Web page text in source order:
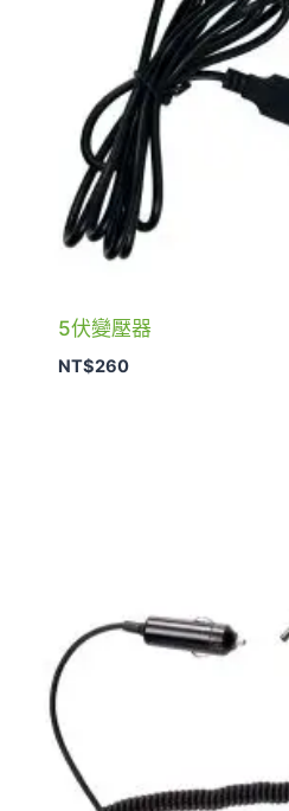
5伏變壓器
NT$260